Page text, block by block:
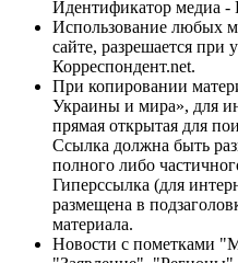
Идентификатор медиа -
Использование любых
сайте, разрешается при
Корреспондент.net.
При копировании
Украины и мира», для
прямая открытая для
Ссылка должна быть
полного либо
Гиперссылка (для
размещена в
материала.
Новости с пометками